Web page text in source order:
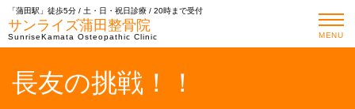
「蒲田駅」徒歩5分 / 土・日・祝日診療 / 20時まで受付
サンライズ蒲田整骨院
SunriseKamata Osteopathic Clinic MENU
長友の挑戦！！